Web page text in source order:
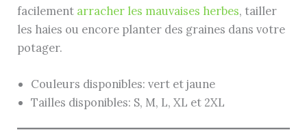
facilement arracher les mauvaises herbes, tailler
les haies ou encore planter des graines dans votre
potager.
Couleurs disponibles: vert et jaune
Tailles disponibles: S, M, L, XL et 2XL